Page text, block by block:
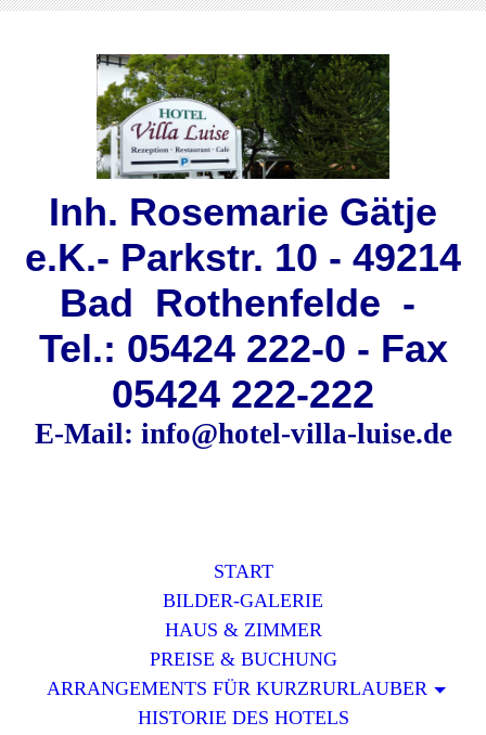
Inh. Rosemarie Gätje
e.K.- Parkstr. 10 - 49214
Bad Rothenfelde -
Tel.: 05424 222-0 - Fax
05424 222-222
E-Mail: info@hotel-villa-luise.de
START
BILDER-GALERIE
HAUS & ZIMMER
PREISE & BUCHUNG
ARRANGEMENTS FÜR KURZRURLAUBER
HISTORIE DES HOTELS